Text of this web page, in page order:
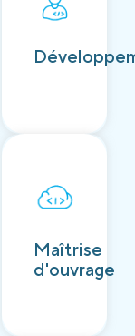
Maîtrise
d'ouvrage